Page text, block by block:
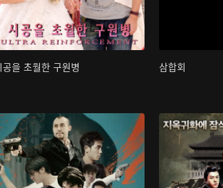
공을 초월한 구원병 삼합회